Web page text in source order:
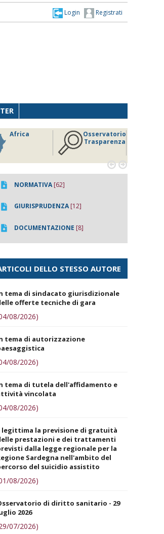
Registrati
Login
Africa
Osservatorio
Trasparenza
 
NORMATIVA[62]
GIURISPRUDENZA[12]
DOCUMENTAZIONE [8]
DELLO STESSO AUTORE
tema di sindacato giurisdizionale
offerte tecniche di gara
08/2026)
tema di autorizzazione
08/2026)
tema di tutela dell'affidamento e
vincolata
08/2026)
legittima la previsione di gratuità
prestazioni e dei trattamenti
dalla legge regionale per la
Sardegna nell'ambito del
del suicidio assistito
08/2026)
di diritto sanitario - 29
2026
07/2026)